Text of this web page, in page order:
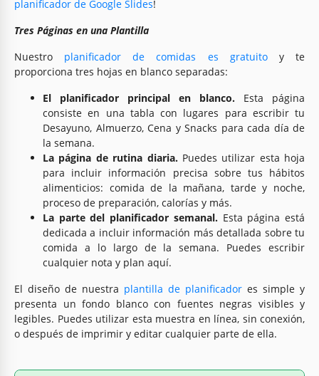
planificador de Google Slides!
Tres Páginas en una Plantilla
Nuestro planificador de comidas es gratuitoy te
proporciona tres hojas en blanco separadas:
El planificador principal en blanco. Esta página
consiste en una tabla con lugares para escribir tu
Desayuno, Almuerzo, Cena y Snacks para cada día de
la semana.
La página de rutina diaria.Puedes utilizar esta hoja
para incluir información precisa sobre tus hábitos
alimenticios: comida de la mañana, tarde y noche,
proceso de preparación, calorías y más.
La parte del planificador semanal.Esta página está
dedicada a incluir información más detallada sobre tu
comida a lo largo de la semana. Puedes escribir
cualquier nota y plan aquí.
El diseño de nuestra plantilla de planificador es simple y
presenta un fondo blanco con fuentes negras visibles y
legibles. Puedes utilizar esta muestra en línea, sin conexión,
o después de imprimir y editar cualquier parte de ella.